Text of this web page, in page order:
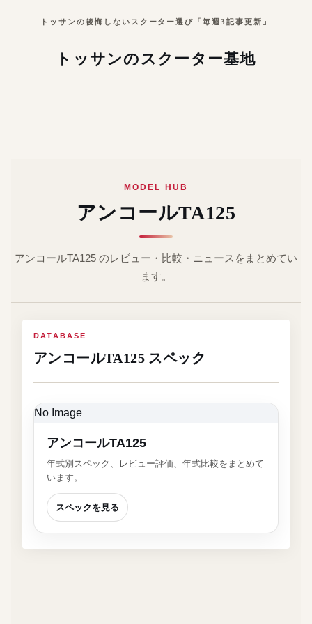
トッサンの後悔しないスクーター選び「毎週3記事更新」
トッサンのスクーター基地
MODEL HUB
アンコールTA125
アンコールTA125 のレビュー・比較・ニュースをまとめてい
ます。
DATABASE
アンコールTA125 スペック
No Image
アンコールTA125
年式別スペック、レビュー評価、年式比較をまとめて
います。
スペックを見る